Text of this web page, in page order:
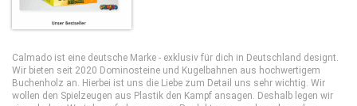
Calmado ist eine deutsche Marke - exklusiv für dich in Deutschland designt.
Wir bieten seit 2020 Dominosteine und Kugelbahnen aus hochwertigem
Buchenholz an. Hierbei ist uns die Liebe zum Detail uns sehr wichtig. Wir
wollen den Spielzeugen aus Plastik den Kampf ansagen. Deshalb legen wir